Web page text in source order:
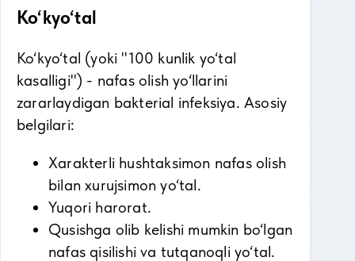
Ko‘kyo‘tal
Ko‘kyo‘tal (yoki "100 kunlik yo‘tal
kasalligi") - nafas olish yo‘llarini
zararlaydigan bakterial infeksiya. Asosiy
belgilari:
Xarakterli hushtaksimon nafas olish
bilan xurujsimon yo‘tal.
Yuqori harorat.
Qusishga olib kelishi mumkin bo‘lgan
nafas qisilishi va tutqanoqli yo‘tal.